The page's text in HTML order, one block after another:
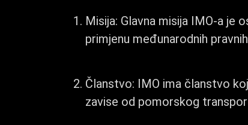
Misija: Glavna misija IMO-a
primjenu međunarodnih
Članstvo: IMO ima članstvo
zavise od pomorskog